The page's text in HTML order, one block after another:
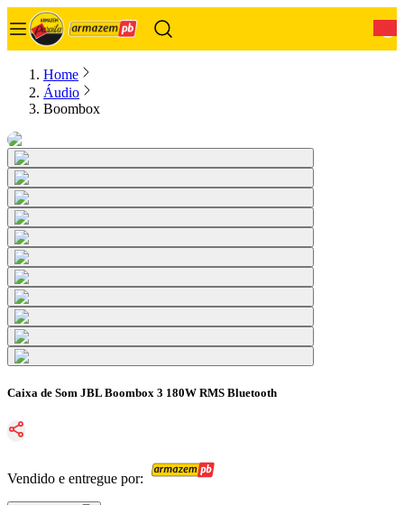
Home
Áudio
Boombox
Caixa de Som JBL Boombox 3 180W RMS Bluetooth
Vendido e entregue por: